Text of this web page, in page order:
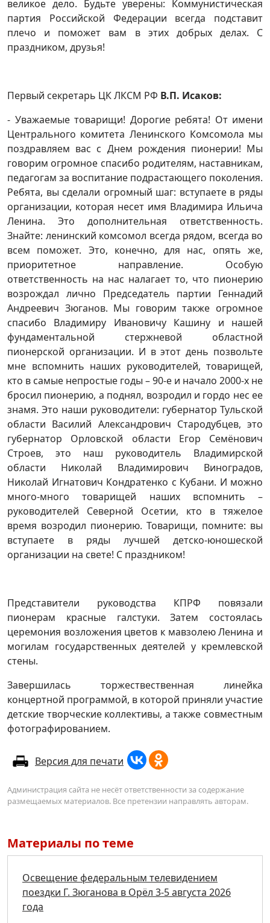
великое дело. Будьте уверены: Коммунистическая
партия Российской Федерации всегда подставит
плечо и поможет вам в этих добрых делах. С
праздником, друзья!
Первый секретарь ЦК ЛКСМ РФ В.П. Исаков:
- Уважаемые товарищи! Дорогие ребята! От имени
Центрального комитета Ленинского Комсомола мы
поздравляем вас с Днем рождения пионерии! Мы
говорим огромное спасибо родителям, наставникам,
педагогам за воспитание подрастающего поколения.
Ребята, вы сделали огромный шаг: вступаете в ряды
организации, которая несет имя Владимира Ильича
Ленина. Это дополнительная ответственность.
Знайте: ленинский комсомол всегда рядом, всегда во
всем поможет. Это, конечно, для нас, опять же,
приоритетное направление. Особую
ответственность на нас налагает то, что пионерию
возрождал лично Председатель партии Геннадий
Андреевич Зюганов. Мы говорим также огромное
спасибо Владимиру Ивановичу Кашину и нашей
фундаментальной стержневой областной
пионерской организации. И в этот день позвольте
мне вспомнить наших руководителей, товарищей,
кто в самые непростые годы – 90-е и начало 2000-х не
бросил пионерию, а поднял, возродил и гордо нес ее
знамя. Это наши руководители: губернатор Тульской
области Василий Александрович Стародубцев, это
губернатор Орловской области Егор Семёнович
Строев, это наш руководитель Владимирской
области Николай Владимирович Виноградов,
Николай Игнатович Кондратенко с Кубани. И можно
много-много товарищей наших вспомнить –
руководителей Северной Осетии, кто в тяжелое
время возродил пионерию. Товарищи, помните: вы
вступаете в ряды лучшей детско-юношеской
организации на свете! С праздником!
Представители руководства КПРФ повязали
пионерам красные галстуки. Затем состоялась
церемония возложения цветов к мавзолею Ленина и
могилам государственных деятелей у кремлевской
стены.
Завершилась торжествественная линейка
концертной программой, в которой приняли участие
детские творческие коллективы, а также совместным
фотографированием.
Версия для печати
Администрация сайта не несёт ответственности за содержание
размещаемых материалов. Все претензии направлять авторам.
Материалы по теме
Освещение федеральным телевидением
поездки Г. Зюганова в Орёл 3-5 августа 2026
года